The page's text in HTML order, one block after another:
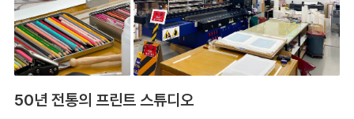
50년 전통의 프린트 스튜디오